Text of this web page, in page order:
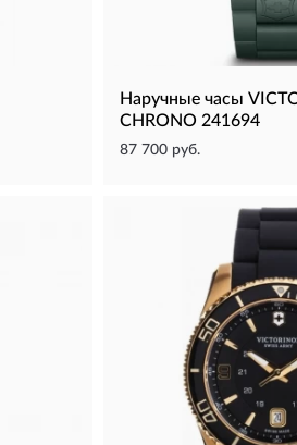
Наручные часы
CHRONO 241694
87 700 руб.